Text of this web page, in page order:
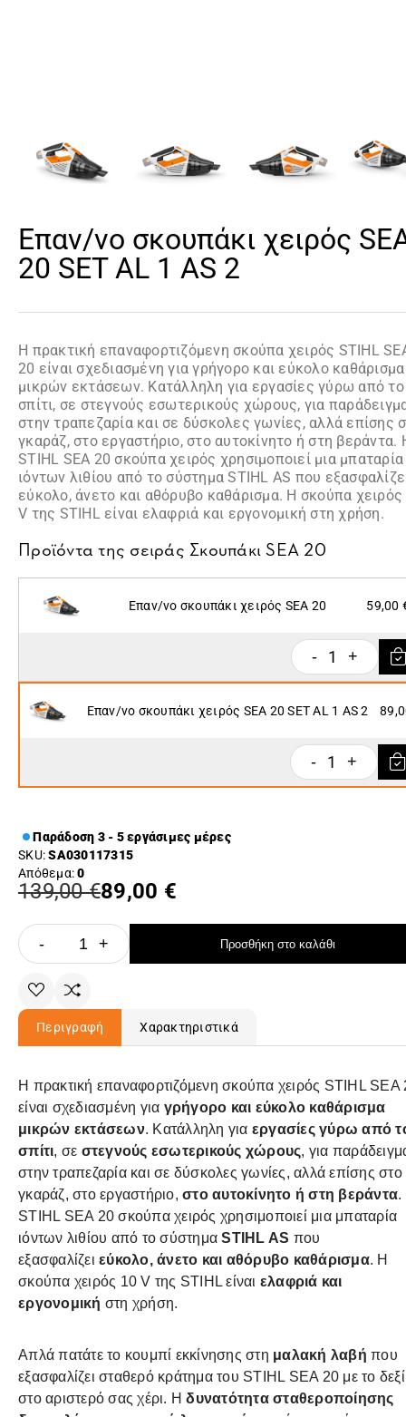
Επαν/νο σκουπάκι χειρός
20 SET AL 1 AS 2
Η πρακτική επαναφορτιζόμενη σκούπα χειρός STIHL
20 είναι σχεδιασμένη για γρήγορο και εύκολο καθάρισμα
μικρών εκτάσεων. Κατάλληλη για εργασίες γύρω από το
σπίτι, σε στεγνούς εσωτερικούς χώρους, για
στην τραπεζαρία και σε δύσκολες γωνίες, αλλά επίσης
γκαράζ, στο εργαστήριο, στο αυτοκίνητο ή στη βεράντα.
STIHL SEA 20 σκούπα χειρός χρησιμοποιεί μια μπαταρία
ιόντων λιθίου από το σύστημα STIHL AS που
εύκολο, άνετο και αθόρυβο καθάρισμα. Η σκούπα χειρός
V της STIHL είναι ελαφριά και εργονομική στη χρήση.
Προϊόντα της σειράς Σκουπάκι SEA 20
Επαν/νο σκουπάκι χειρός SEA 20 59,00
- 1 +
Επαν/νο σκουπάκι χειρός SEA 20 SET AL 1 AS 2
- 1 +
Παράδοση 3 - 5 εργάσιμες μέρες
SKU:SA030117315
Απόθεμα:0
139,00 €89,00 €
- + Προσθήκη στο καλάθι
Περιγραφή Χαρακτηριστικά
Η πρακτική επαναφορτιζόμενη σκούπα χειρός STIHL SEA
είναι σχεδιασμένη για γρήγορο και εύκολο καθάρισμα
μικρών εκτάσεων. Κατάλληλη για εργασίες γύρω από
σπίτι, σε στεγνούς εσωτερικούς χώρους, για
στην τραπεζαρία και σε δύσκολες γωνίες, αλλά επίσης στο
γκαράζ, στο εργαστήριο, στο αυτοκίνητο ή στη βεράντα.
STIHL SEA 20 σκούπα χειρός χρησιμοποιεί μια μπαταρία
ιόντων λιθίου από το σύστημα STIHL AS που
εξασφαλίζει εύκολο, άνετο και αθόρυβο καθάρισμα. Η
σκούπα χειρός 10 V της STIHL είναι ελαφριά και
εργονομική στη χρήση.
Απλά πατάτε το κουμπί εκκίνησης στη μαλακή λαβή που
εξασφαλίζει σταθερό κράτημα του STIHL SEA 20 με το
στο αριστερό σας χέρι. Η δυνατότητα σταθεροποίησης